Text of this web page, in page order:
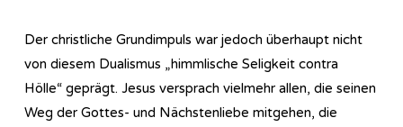
Der christliche Grundimpuls war jedoch überhaupt nicht
von diesem Dualismus „himmlische Seligkeit contra
Hölle“ geprägt. Jesus versprach vielmehr allen, die seinen
Weg der Gottes- und Nächstenliebe mitgehen, die